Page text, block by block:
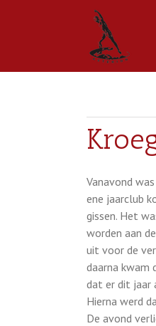
Vanavond
ene jaarclub
gissen. Het
worden aan
uit voor de
daarna kwam
dat er dit jaar
Hierna werd
De avond